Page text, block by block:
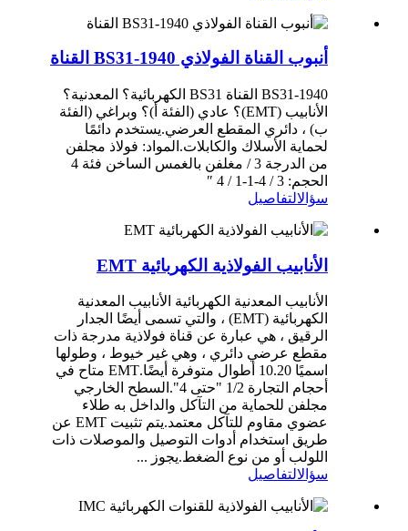
أنبوب القناة الفولاذي BS31-1940 القناة
BS31-1940 القناة BS31 الكهربائية؟ المعدنية؟
الأنابيب (EMT)؟ عادي (الفئة أ)؟ وبراغي (الفئة
ب) ، دائري المقطع العرضي.يستخدم دائمًا
لحماية الأسلاك والكابلات.المواد: فولاذ مجلفن
من الدرجة 3 / مغلفن بالغمس الساخن فئة 4
الحجم: 3 / 4-1-1 / 4 ″
سؤالالتفاصيل
الأنابيب الفولاذية الكهربائية EMT
الأنابيب المعدنية الكهربائية الأنابيب المعدنية
الكهربائية (EMT) ، والتي تسمى أيضًا الجدار
الرقيق ، هي عبارة عن قناة فولاذية مدرجة ذات
مقطع عرضي دائري ، وهي غير خيوط ، وطولها
اسميًا 10.20 أطوال متوفرة أيضًا.EMT متاح في
أحجام التجارة 1/2 "حتى 4".السطح الخارجي
مجلفن للحماية من التآكل والداخل به طلاء
عضوي مقاوم للتآكل معتمد.يتم تثبيت EMT عن
طريق استخدام أدوات التوصيل والموصلات ذات
اللولب أو من نوع الضغط.يجوز ...
سؤالالتفاصيل